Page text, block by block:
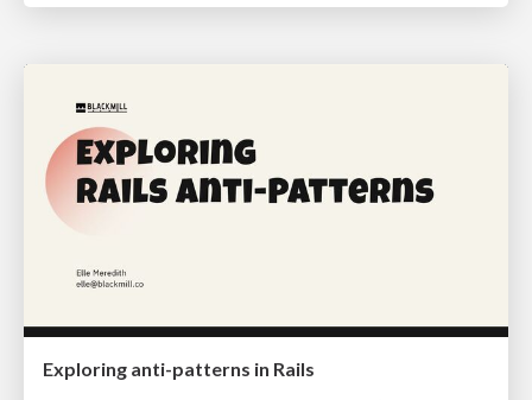
Exploring anti-patterns in Rails